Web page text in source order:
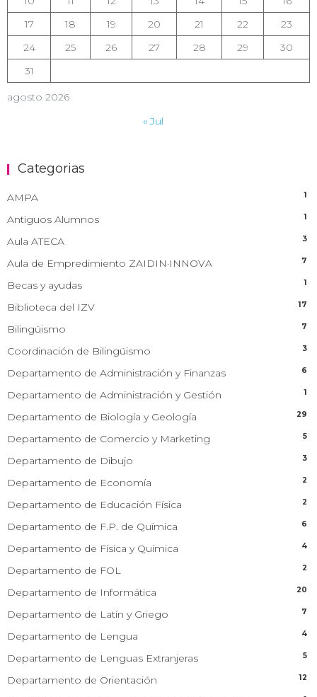
agosto 2026
17
18 19 20 21 22
23
24
25 26 27 28 29
30
31
« Jul
Categorias
AMPA 1
Antiguos Alumnos 1
Aula ATECA 3
Aula de Empredimiento ZAIDIN·INNOVA 7
Becas y ayudas 1
Biblioteca del IZV 17
Bilingüismo 7
Coordinación de Bilingüismo 3
Departamento de Administración y Finanzas 6
Departamento de Administración y Gestión 1
Departamento de Biología y Geología 29
Departamento de Comercio y Marketing 5
Departamento de Dibujo 3
Departamento de Economía 2
Departamento de Educación Física 2
Departamento de F.P. de Química 6
Departamento de Física y Química 4
Departamento de FOL 2
Departamento de Informática 20
Departamento de Latín y Griego 7
Departamento de Lengua 4
Departamento de Lenguas Extranjeras 5
Departamento de Orientación 12